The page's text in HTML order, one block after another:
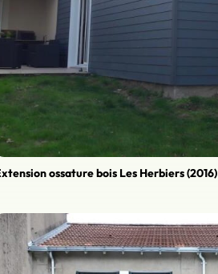
ossature bois Les Herbiers (2016)